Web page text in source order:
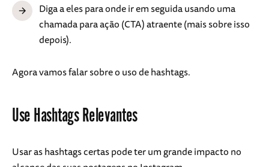
Diga a eles para onde ir em seguida usando uma
chamada para ação (CTA) atraente (mais sobre isso
depois).
Agora vamos falar sobre o uso de hashtags.
Use Hashtags Relevantes
Usar as hashtags certas pode ter um grande impacto no